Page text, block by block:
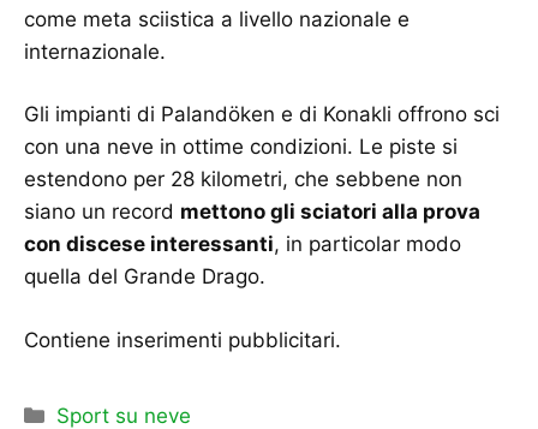
come meta sciistica a livello nazionale e
internazionale.
Gli impianti di Palandöken e di Konakli offrono sci
con una neve in ottime condizioni. Le piste si
estendono per 28 kilometri, che sebbene non
siano un record mettono gli sciatori alla prova
con discese interessanti, in particolar modo
quella del Grande Drago.
Contiene inserimenti pubblicitari.
Categorie
Sport su neve